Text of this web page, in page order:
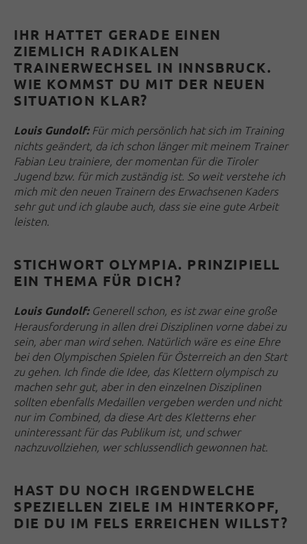
IHR HATTET GERADE EINEN
ZIEMLICH RADIKALEN
TRAINERWECHSEL IN INNSBRUCK.
WIE KOMMST DU MIT DER NEUEN
SITUATION KLAR?
Louis Gundolf: Für mich persönlich hat sich im Training
nichts geändert, da ich schon länger mit meinem Trainer
Fabian Leu trainiere, der momentan für die Tiroler
Jugend bzw. für mich zuständig ist. So weit verstehe ich
mich mit den neuen Trainern des Erwachsenen Kaders
sehr gut und ich glaube auch, dass sie eine gute Arbeit
leisten.
STICHWORT OLYMPIA. PRINZIPIELL
EIN THEMA FÜR DICH?
Louis Gundolf: Generell schon, es ist zwar eine große
Herausforderung in allen drei Disziplinen vorne dabei zu
sein, aber man wird sehen. Natürlich wäre es eine Ehre
bei den Olympischen Spielen für Österreich an den Start
zu gehen. Ich finde die Idee, das Klettern olympisch zu
machen sehr gut, aber in den einzelnen Disziplinen
sollten ebenfalls Medaillen vergeben werden und nicht
nur im Combined, da diese Art des Kletterns eher
uninteressant für das Publikum ist, und schwer
nachzuvollziehen, wer schlussendlich gewonnen hat.
HAST DU NOCH IRGENDWELCHE
SPEZIELLEN ZIELE IM HINTERKOPF,
DIE DU IM FELS ERREICHEN WILLST?